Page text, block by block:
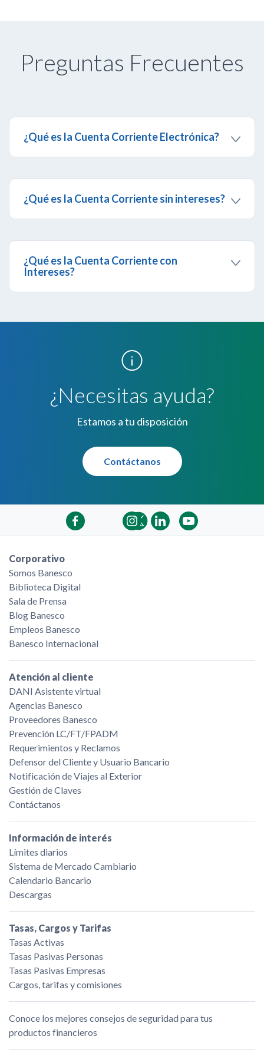
Preguntas Frecuentes
¿Qué es la Cuenta Corriente Electrónica?
Digital con la tarjeta de débito Banesco Maestro
Electrónica.
¿Qué es la Cuenta Corriente sin intereses?
través de la Banca Digital con la tarjeta de débito
Banesco Maestro.
¿Qué es la Cuenta Corriente con
Intereses?
¿Necesitas ayuda?
Estamos a tu disposición
Contáctanos
Corporativo
Somos Banesco
Biblioteca Digital
Sala de Prensa
Blog Banesco
Empleos Banesco
Banesco Internacional
Atención al cliente
DANI Asistente virtual
Agencias Banesco
Proveedores Banesco
Prevención LC/FT/FPADM
Requerimientos y Reclamos
Defensor del Cliente y Usuario Bancario
Notificación de Viajes al Exterior
Gestión de Claves
Contáctanos
Información de interés
Límites diarios
Sistema de Mercado Cambiario
Calendario Bancario
Descargas
Tasas, Cargos y Tarifas
Tasas Activas
Tasas Pasivas Personas
Tasas Pasivas Empresas
Cargos, tarifas y comisiones
Conoce los mejores consejos de seguridad para tus
productos financieros